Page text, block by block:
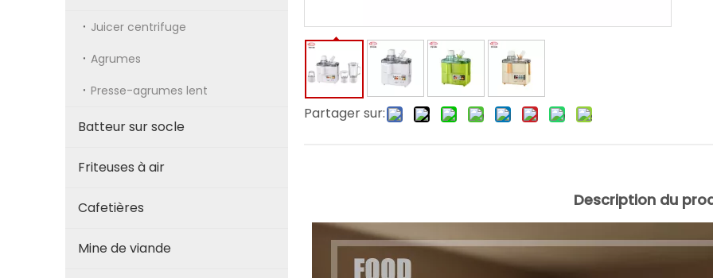
Juicer centrifuge
Agrumes
Presse-agrumes lent
Batteur sur socle
Friteuses à air
Cafetières
Mine de viande
Partager sur:
Description du